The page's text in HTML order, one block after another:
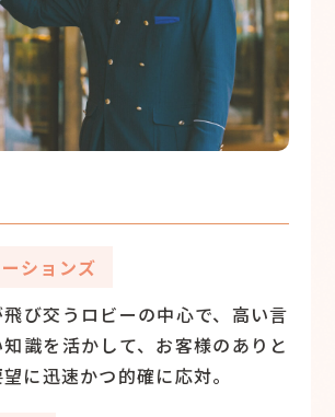
ションズ
び交うロビーの中心で、高い言
識を活かして、お客様のありと
に迅速かつ的確に応対。